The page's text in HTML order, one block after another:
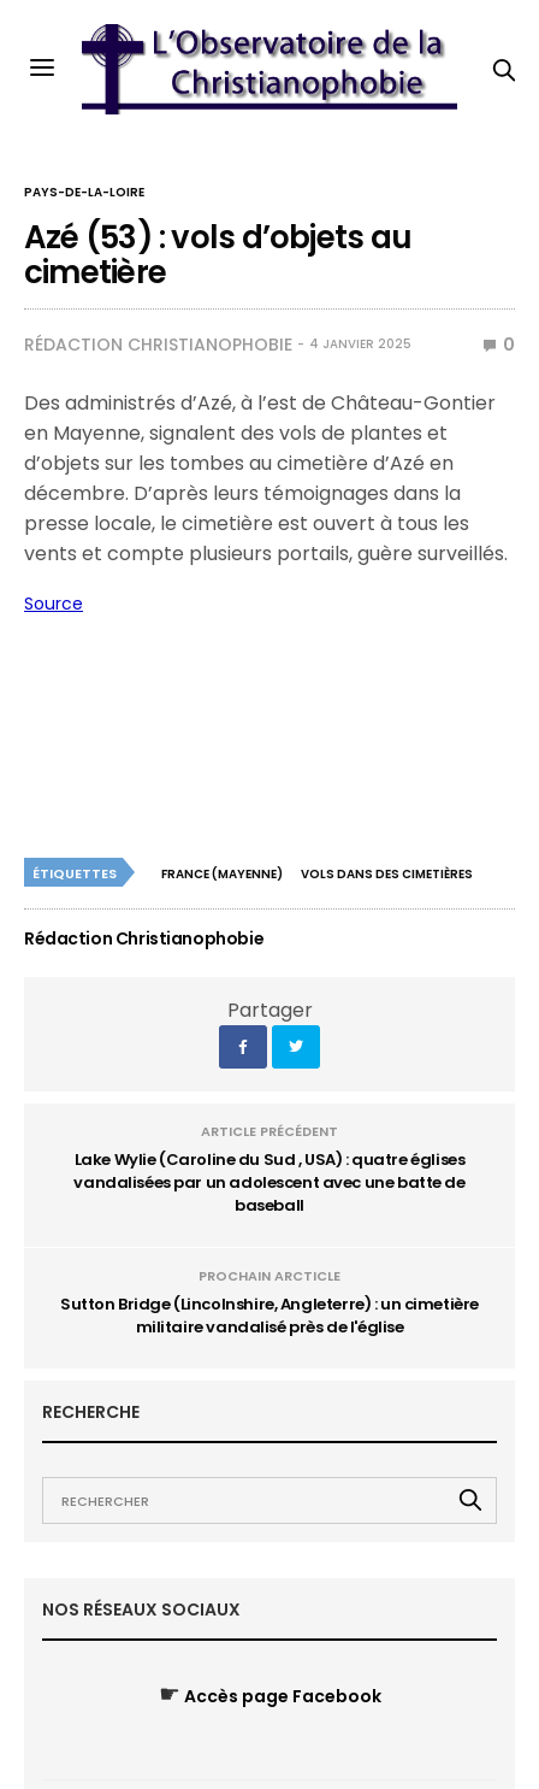
PAYS-DE-LA-LOIRE
Azé (53) : vols d’objets au
cimetière
RÉDACTION CHRISTIANOPHOBIE 4 JANVIER 2025 0
Des administrés d’Azé, à l’est de Château-Gontier
en Mayenne, signalent des vols de plantes et
d’objets sur les tombes au cimetière d’Azé en
décembre. D’après leurs témoignages dans la
presse locale, le cimetière est ouvert à tous les
vents et compte plusieurs portails, guère surveillés.
Source
ÉTIQUETTES FRANCE (MAYENNE) VOLS DANS DES CIMETIÈRES
Rédaction Christianophobie
Partager
ARTICLE PRÉCÉDENT
Lake Wylie (Caroline du Sud , USA) : quatre églises
vandalisées par un adolescent avec une batte de
baseball
PROCHAIN ARCTICLE
Sutton Bridge (Lincolnshire, Angleterre) : un cimetière
militaire vandalisé près de l'église
RECHERCHE
NOS RÉSEAUX SOCIAUX
☛ Accès page Facebook